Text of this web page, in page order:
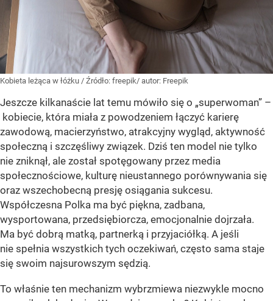
Kobieta leżąca w łóżku / Źródło: freepik/ autor: Freepik
Jeszcze kilkanaście lat temu mówiło się o „superwoman” –
kobiecie, która miała z powodzeniem łączyć karierę
zawodową, macierzyństwo, atrakcyjny wygląd, aktywność
społeczną i szczęśliwy związek. Dziś ten model nie tylko
nie zniknął, ale został spotęgowany przez media
społecznościowe, kulturę nieustannego porównywania się
oraz wszechobecną presję osiągania sukcesu.
Współczesna Polka ma być piękna, zadbana,
wysportowana, przedsiębiorcza, emocjonalnie dojrzała.
Ma być dobrą matką, partnerką i przyjaciółką. A jeśli
nie spełnia wszystkich tych oczekiwań, często sama staje
się swoim najsurowszym sędzią.
To właśnie ten mechanizm wybrzmiewa niezwykle mocno